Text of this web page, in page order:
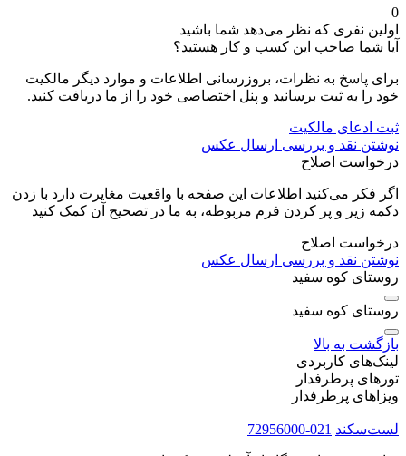
0
اولین نفری که نظر می‌دهد شما باشید
آیا شما صاحب این کسب و کار هستید؟
برای پاسخ به نظرات، بروزرسانی اطلاعات و موارد دیگر مالکیت
خود را به ثبت برسانید و پنل اختصاصی خود را از ما دریافت کنید.
ثبت ادعای مالکیت
نوشتن نقد و بررسی ارسال عکس
درخواست اصلاح
اگر فکر می‌کنید اطلاعات این صفحه با واقعیت مغایرت دارد با زدن
دکمه زیر و پر کردن فرم مربوطه، به ما در تصحیح آن کمک کنید
درخواست اصلاح
نوشتن نقد و بررسی ارسال عکس
روستای کوه سفید
روستای کوه سفید
بازگشت به بالا
لینک‌های کاربردی
تورهای پرطرفدار
ویزاهای پرطرفدار
لست‌سکند 021-72956000